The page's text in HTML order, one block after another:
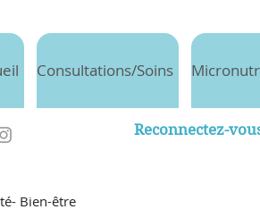
Consultations/Soins
Reconnectez-
Bien-être